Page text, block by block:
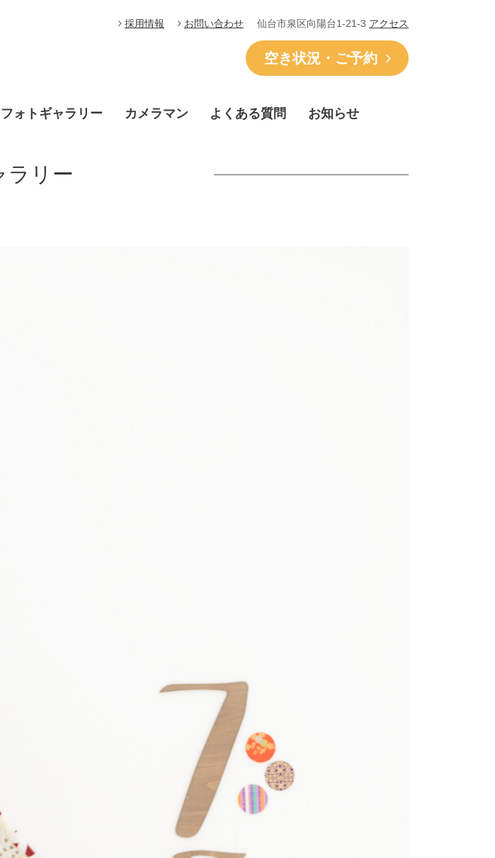
採用情報 お問い合わせ 仙台市泉区向陽台1-21-3 アクセス
空き状況・ご予約
フォトギャラリー カメラマン よくある質問 お知らせ
ラリー